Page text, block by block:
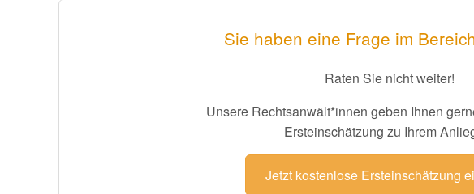
Sie haben eine Frage im
Raten Sie nicht weiter!
Unsere Rechtsanwält*innen geben Ihnen
Ersteinschätzung zu Ihrem
Jetzt kostenlose Ersteinschätzung